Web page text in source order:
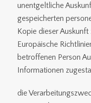
unentgeltliche
gespeicherten
Kopie dieser
Europäische
betroffenen Person
Informationen
die